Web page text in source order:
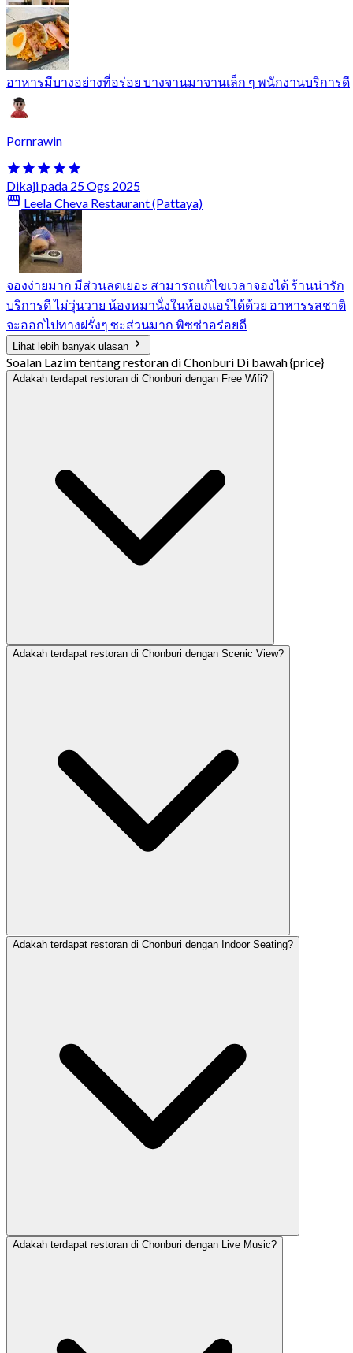
อาหารมีบางอย่างที่อร่อย บางจานมาจานเล็ก ๆ พนักงานบริการดี
Pornrawin
Dikaji pada 25 Ogs 2025
Leela Cheva Restaurant (Pattaya)
จองง่ายมาก มีส่วนลดเยอะ สามารถแก้ไขเวลาจองได้ ร้านน่ารัก
บริการดี ไม่วุ่นวาย น้องหมานั่งในห้องแอร์ได้ด้วย อาหารรสชาติ
จะออกไปทางฝรั่งๆ ซะส่วนมาก พิซซ่าอร่อยดี
Lihat lebih banyak ulasan
Soalan Lazim tentang restoran di Chonburi Di bawah {price}
Adakah terdapat restoran di Chonburi dengan Free Wifi?
Adakah terdapat restoran di Chonburi dengan Scenic View?
Adakah terdapat restoran di Chonburi dengan Indoor Seating?
Adakah terdapat restoran di Chonburi dengan Live Music?